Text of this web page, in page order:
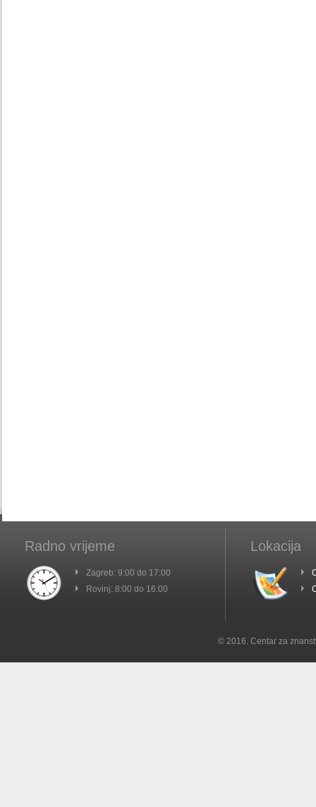
Radno vrijeme
Zagreb: 9:00 do 17:00
Rovinj: 8:00 do 16:00
Lokacija
© 2016. Centar za